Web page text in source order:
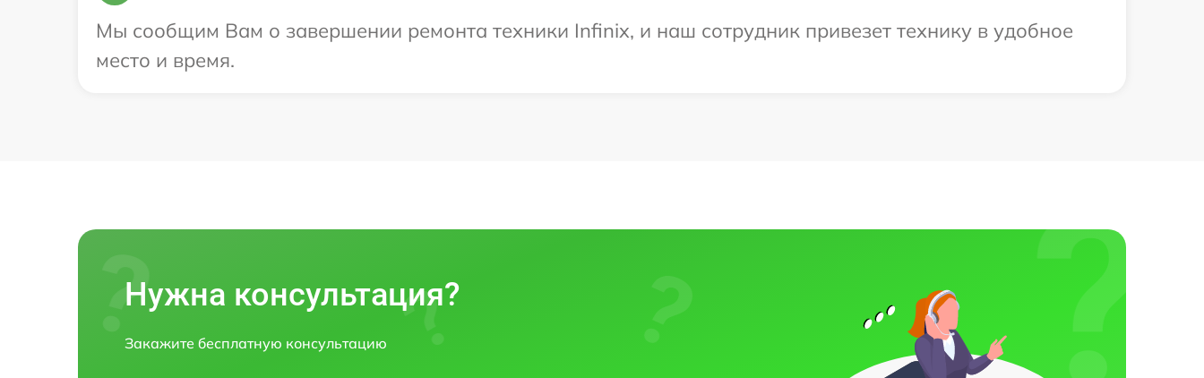
Мы сообщим Вам о завершении ремонта техники Infinix, и наш сотрудник привезет технику в удобное
место и время.
Нужна консультация?
Закажите бесплатную консультацию